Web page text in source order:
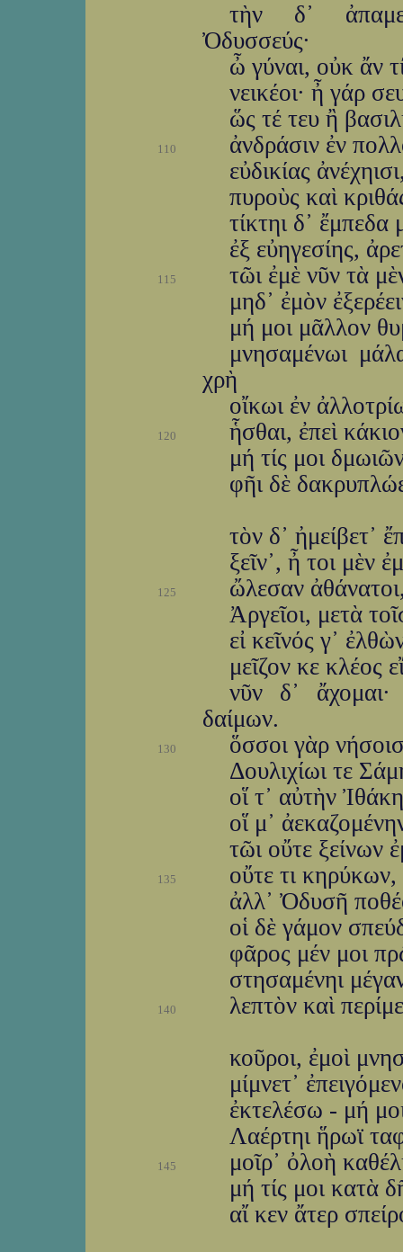
τὴν δ᾽
Ὀδυσσεύς·
ὦ γύναι, οὐκ ἄν
νεικέοι· ἦ γάρ
ὥς τέ τευ ἢ
110
ἀνδράσιν ἐν
εὐδικίας
πυροὺς καὶ
τίκτηι δ᾽
ἐξ εὐηγεσίης,
115
τῶι ἐμὲ νῦν τὰ
μηδ᾽ ἐμὸν
μή μοι μᾶλλον
μνησαμένωι
χρὴ
οἴκωι ἐν
120
ἧσθαι, ἐπεὶ
μή τίς μοι
φῆι δὲ
τὸν δ᾽ ἠμείβετ᾽
ξεῖν᾽, ἦ τοι μὲν
125
ὤλεσαν
Ἀργεῖοι, μετὰ
εἰ κεῖνός γ᾽
μεῖζον κε κλέος
νῦν δ᾽
δαίμων.
130
ὅσσοι γὰρ
Δουλιχίωι τε
οἵ τ᾽ αὐτὴν
οἵ μ᾽
τῶι οὔτε ξείνων
135
οὔτε τι κηρύκων,
ἀλλ᾽ Ὀδυσῆ
οἱ δὲ γάμον
φᾶρος μέν μοι
στησαμένηι
140
λεπτὸν καὶ
κοῦροι, ἐμοὶ
μίμνετ᾽
ἐκτελέσω - μή
Λαέρτηι ἥρωϊ
145
μοῖρ᾽ ὀλοὴ
μή τίς μοι κατὰ
αἴ κεν ἄτερ